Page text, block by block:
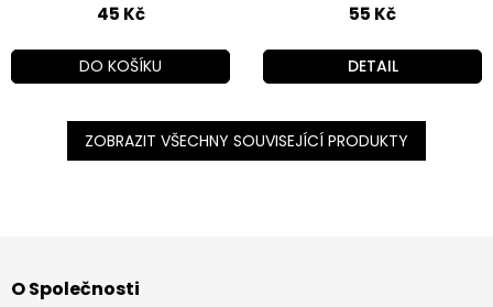
45 Kč
DO KOŠÍKU
55 Kč
DETAIL
ZOBRAZIT VŠECHNY SOUVISEJÍCÍ PRODUKTY
pO Společnosti